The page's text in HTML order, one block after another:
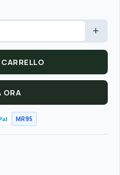
+
ORA
MR95